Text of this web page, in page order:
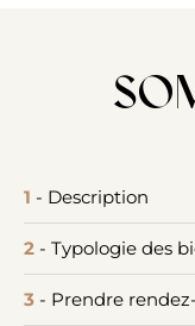
1 - Description
2- Typologie des
3- Prendre